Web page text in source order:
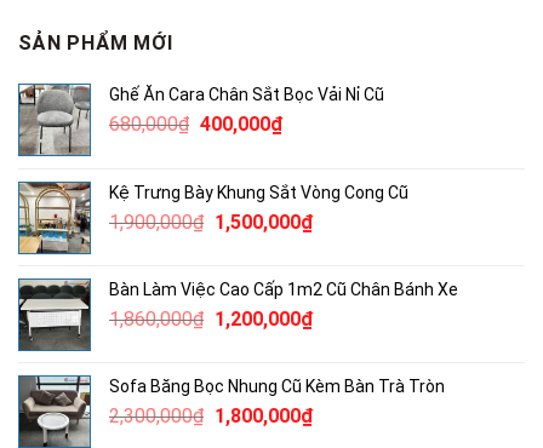
SẢN PHẨM MỚI
Ghế Ăn Cara Chân Sắt Bọc Vải Nỉ Cũ
680,000₫ Giá
680,000₫.
400,000₫Giá
là:
400,000₫.
Kệ Trưng Bày Khung Sắt Vòng Cong Cũ
1,900,000₫ Giá
1,900,000₫.
1,500,000₫Giá
là:
1,500,000₫.
Bàn Làm Việc Cao Cấp 1m2 Cũ Chân Bánh Xe
1,860,000₫ Giá
1,860,000₫.
1,200,000₫Giá
là:
1,200,000₫.
Sofa Băng Bọc Nhung Cũ Kèm Bàn Trà Tròn
2,300,000₫ Giá
1,800,000₫Giá